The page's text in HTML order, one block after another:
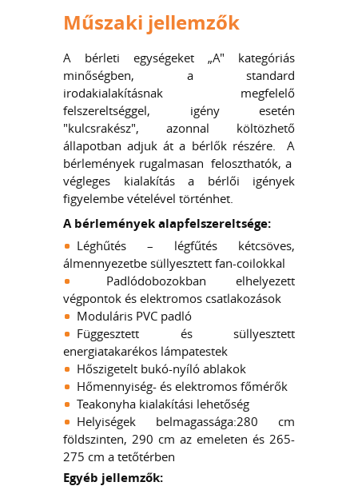
Műszaki jellemzők
A bérleti egységeket „A" kategóriás
minőségben, a standard
irodakialakításnak megfelelő
felszereltséggel, igény esetén
"kulcsrakész", azonnal költözhető
állapotban adjuk át a bérlők részére. A
bérlemények rugalmasan feloszthatók, a
végleges kialakítás a bérlői igények
figyelembe vételével történhet.
A bérlemények alapfelszereltsége:
Léghűtés – légfűtés kétcsöves,
álmennyezetbe süllyesztett fan-coilokkal
Padlódobozokban elhelyezett
végpontok és elektromos csatlakozások
Moduláris PVC padló
Függesztett és süllyesztett
energiatakarékos lámpatestek
Hőszigetelt bukó-nyíló ablakok
Hőmennyiség- és elektromos főmérők
Teakonyha kialakítási lehetőség
Helyiségek belmagassága:280 cm
földszinten, 290 cm az emeleten és 265-
275 cm a tetőtérben
Egyéb jellemzők: